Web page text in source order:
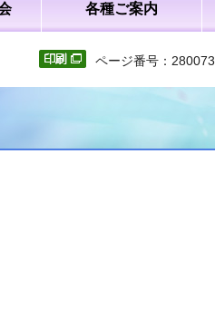
各種ご案内
ページ番号：280073